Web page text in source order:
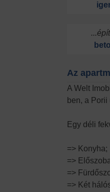
Az
A Welt
ben, a
Egy déli
=> Konyha;
=>
=>
=> Két